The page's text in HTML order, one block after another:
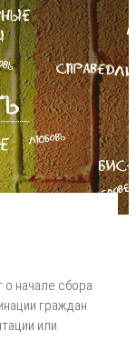
о начале сбора
граждан
или